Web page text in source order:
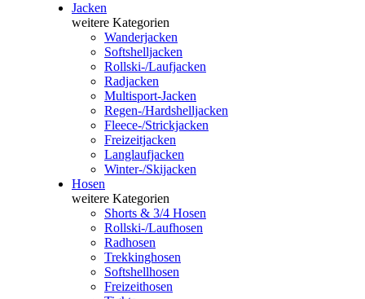
Jacken
weitere Kategorien
Wanderjacken
Softshelljacken
Rollski-/Laufjacken
Radjacken
Multisport-Jacken
Regen-/Hardshelljacken
Fleece-/Strickjacken
Freizeitjacken
Langlaufjacken
Winter-/Skijacken
Hosen
weitere Kategorien
Shorts & 3/4 Hosen
Rollski-/Laufhosen
Radhosen
Trekkinghosen
Softshellhosen
Freizeithosen